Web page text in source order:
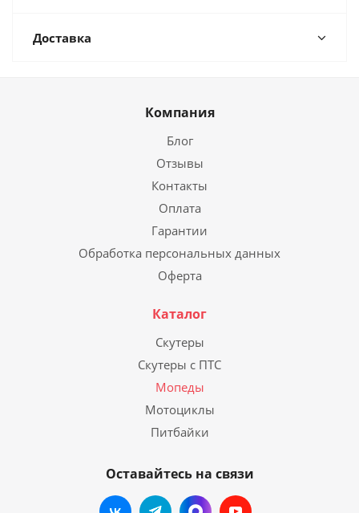
Доставка
Компания
Блог
Отзывы
Контакты
Оплата
Гарантии
Обработка персональных данных
Оферта
Каталог
Скутеры
Скутеры с ПТС
Мопеды
Мотоциклы
Питбайки
Оставайтесь на связи